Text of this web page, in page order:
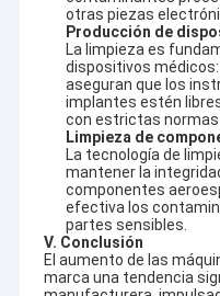
Hogar
Productos
Demostración de VR
Sobre nosotros
Viaje de la fábrica
otras piezas
Producción de
La limpieza es
dispositivos
aseguran que los
implantes estén
con estrictas
Limpieza de
La tecnología de
mantener la
componentes
efectiva los
partes sensibles.
V. Conclusión
El aumento de las
marca una tendencia
Guangdong Blue Whale
ultrasonidoses un
experiencia en tecnología
especializamos en el
completa de máquinas de
así como sistemas de
adaptados a los requisitos
Con la confianza y el apoyo
seguimos innovando y
equipos. Proporcionamos
que ayudan a nuestros